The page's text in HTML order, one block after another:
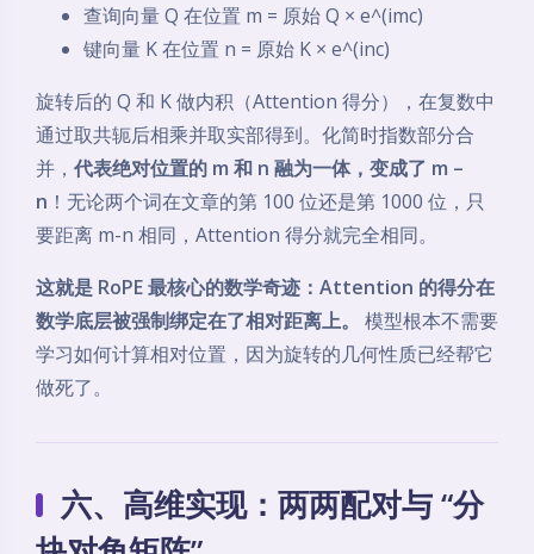
查询向量 Q 在位置 m = 原始 Q × e^(imc)
键向量 K 在位置 n = 原始 K × e^(inc)
旋转后的 Q 和 K 做内积（Attention 得分），在复数中
通过取共轭后相乘并取实部得到。化简时指数部分合
并， 代表绝对位置的 m 和 n 融为一体，变成了 m –
n ！无论两个词在文章的第 100 位还是第 1000 位，只
要距离 m-n 相同，Attention 得分就完全相同。
这就是 RoPE 最核心的数学奇迹：Attention 的得分在
数学底层被强制绑定在了相对距离上。
模型根本不需要
学习如何计算相对位置，因为旋转的几何性质已经帮它
做死了。
六、高维实现：两两配对与 “分